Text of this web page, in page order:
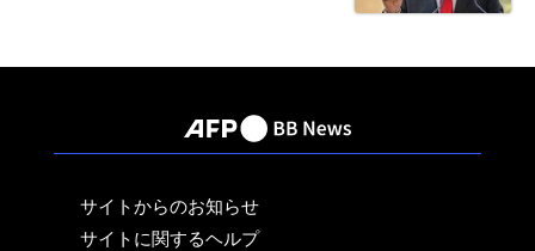
サイトからのお知らせ
サイトに関するヘルプ